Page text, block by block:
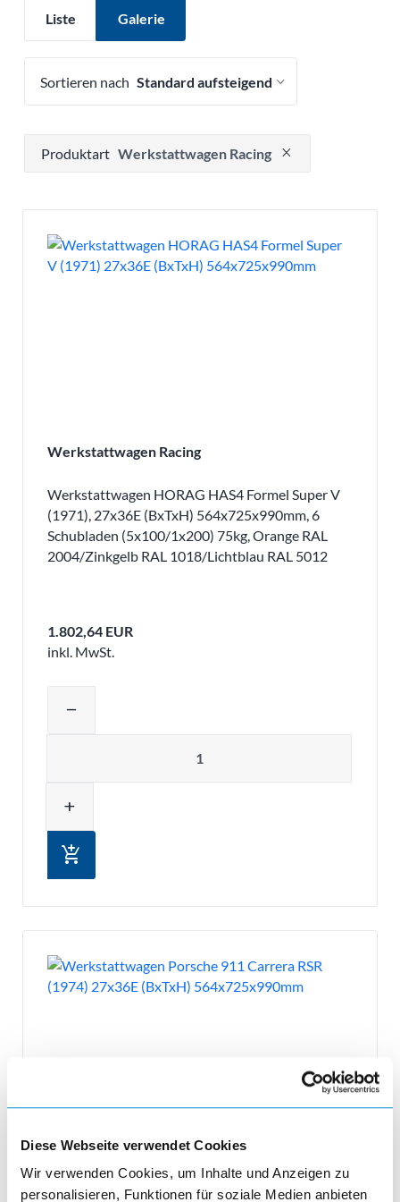
Diese Webseite verwendet Cookies
Wir verwenden Cookies, um Inhalte und Anzeigen zu
personalisieren, Funktionen für soziale Medien anbieten
Liste Galerie
Sortieren nach
Drücken, um Filteroption zu entfernen
Produktart Werkstattwagen Racing
Werkstattwagen Racing
Werkstattwagen HORAG HAS4 Formel Super V
(1971), 27x36E (BxTxH) 564x725x990mm, 6
Schubladen (5x100/1x200) 75kg, Orange RAL
2004/Zinkgelb RAL 1018/Lichtblau RAL 5012
1.802,64 EUR
inkl. MwSt.
remove
add
add_shopping_cart
Werkstattwagen Racing